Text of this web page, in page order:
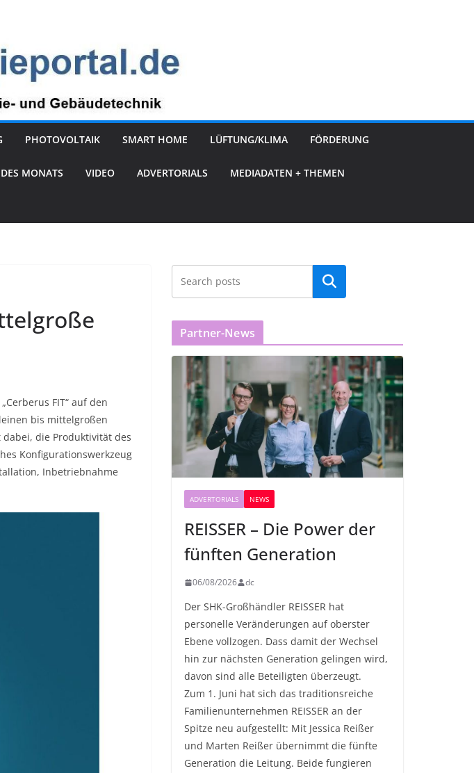
PHOTOVOLTAIK SMART HOME LÜFTUNG/KLIMA FÖRDERUNG
MONATS VIDEO ADVERTORIALS MEDIADATEN + THEMEN
FIT“ auf den
bis mittelgroßen
die Produktivität des
Konfigurationswerkzeug
Inbetriebnahme
Partner-News
ADVERTORIALS NEWS
REISSER – Die Power der
fünften Generation
06/08/2026 dc
Der SHK-Großhändler REISSER hat
personelle Veränderungen auf oberster
Ebene vollzogen. Dass damit der Wechsel
hin zur nächsten Generation gelingen wird,
davon sind alle Beteiligten überzeugt.
Zum 1. Juni hat sich das traditionsreiche
Familienunternehmen REISSER an der
Spitze neu aufgestellt: Mit Jessica Reißer
und Marten Reißer übernimmt die fünfte
Generation die Leitung. Beide fungieren